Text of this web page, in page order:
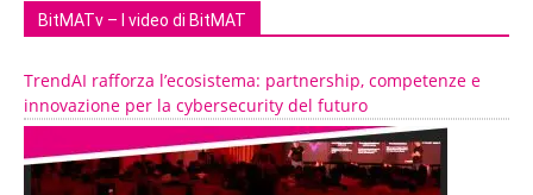
BitMATv – I video di BitMAT
TrendAI rafforza l’ecosistema: partnership, competenze e
innovazione per la cybersecurity del futuro